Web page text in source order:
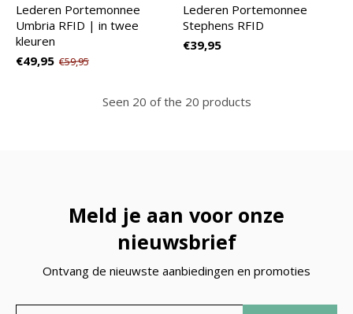
Lederen Portemonnee
Umbria RFID | in twee
kleuren
€49,95 €59,95
Lederen Portemonnee
Stephens RFID
€39,95
Seen 20 of the 20 products
Meld je aan voor onze
nieuwsbrief
Ontvang de nieuwste aanbiedingen en promoties